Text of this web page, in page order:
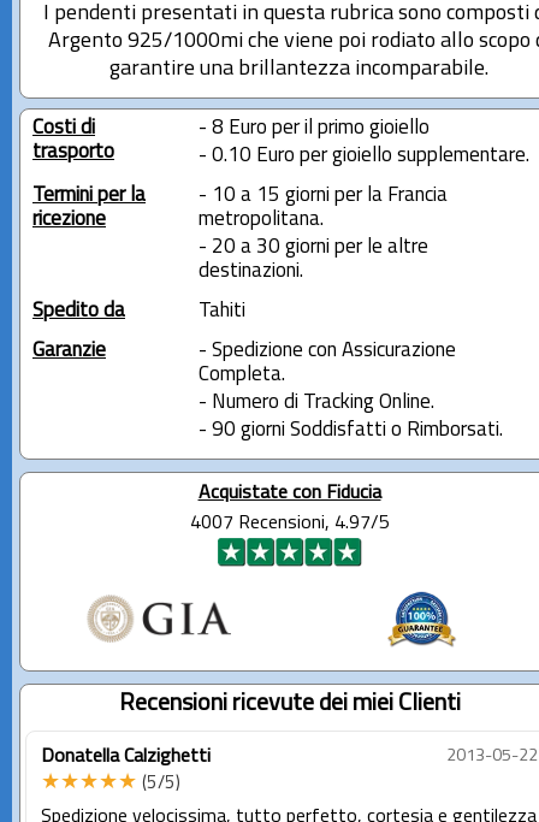
I pendenti presentati in questa rubrica sono composti
Argento 925/1000mi che viene poi rodiato allo scopo
garantire una brillantezza incomparabile.
Costi di
trasporto
- 8 Euro per il primo gioiello
- 0.10 Euro per gioiello supplementare.
Termini per la
ricezione
- 10 a 15 giorni per la Francia
metropolitana.
- 20 a 30 giorni per le altre
destinazioni.
Spedito da
Tahiti
Garanzie
- Spedizione con Assicurazione
Completa.
- Numero di Tracking Online.
- 90 giorni Soddisfatti o Rimborsati.
Acquistate con Fiducia
4007 Recensioni, 4.97/5
Recensioni ricevute dei miei Clienti
Donatella Calzighetti 2013-05-22
★★★★★ (5/5)
Spedizione velocissima, tutto perfetto, cortesia e gentilezza